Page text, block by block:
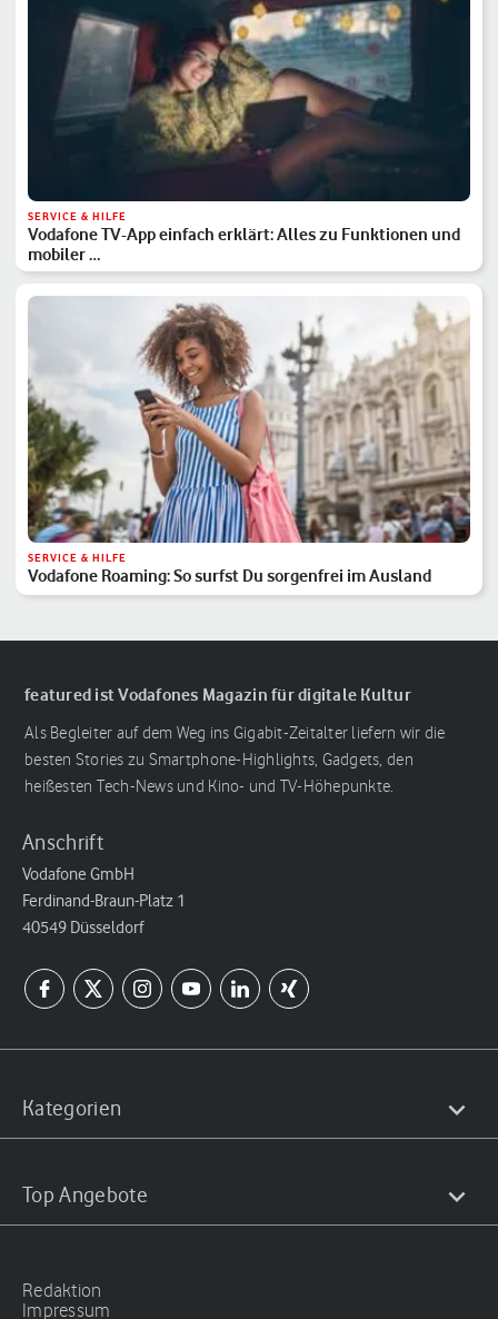
SERVICE & HILFE
Vodafone TV-App einfach erklärt: Alles zu Funktionen und
mobiler …
SERVICE & HILFE
Vodafone Roaming: So surfst Du sorgenfrei im Ausland
featured ist Vodafones Magazin für digitale Kultur
Als Begleiter auf dem Weg ins Gigabit-Zeitalter liefern wir die
besten Stories zu Smartphone-Highlights, Gadgets, den
heißesten Tech-News und Kino- und TV-Höhepunkte.
Anschrift
Vodafone GmbH
Ferdinand-Braun-Platz 1
40549 Düsseldorf
Kategorien
Top Angebote
Redaktion
Impressum